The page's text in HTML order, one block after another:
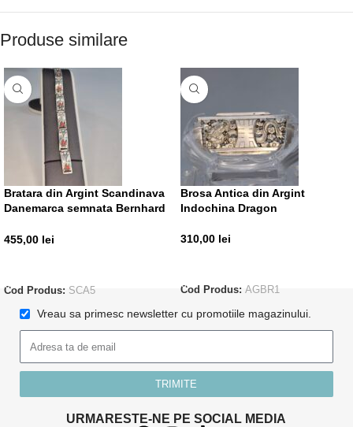
Produse similare
Bratara din Argint Scandinava
Danemarca semnata Bernhard
455,00 lei
Cod Produs: SCA5
Brosa Antica din Argint
Indochina Dragon
310,00 lei
Cod Produs: AGBR1
Vreau sa primesc newsletter cu promotiile magazinului.
TRIMITE
URMARESTE-NE PE SOCIAL MEDIA